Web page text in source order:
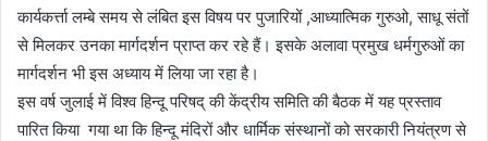
कार्यकर्त्ता लम्बे समय से लंबित इस विषय पर पुजारियों ,आध्यात्मिक गुरुओ, साधू संतों
से मिलकर उनका मार्गदर्शन प्राप्त कर रहे हैं। इसके अलावा प्रमुख धर्मगुरुओं का
मार्गदर्शन भी इस अध्याय में लिया जा रहा है।
इस वर्ष जुलाई में विश्व हिन्दू परिषद् की केंद्रीय समिति की बैठक में यह प्रस्ताव
पारित किया गया था कि हिन्दू मंदिरों और धार्मिक संस्थानों को सरकारी नियंत्रण से